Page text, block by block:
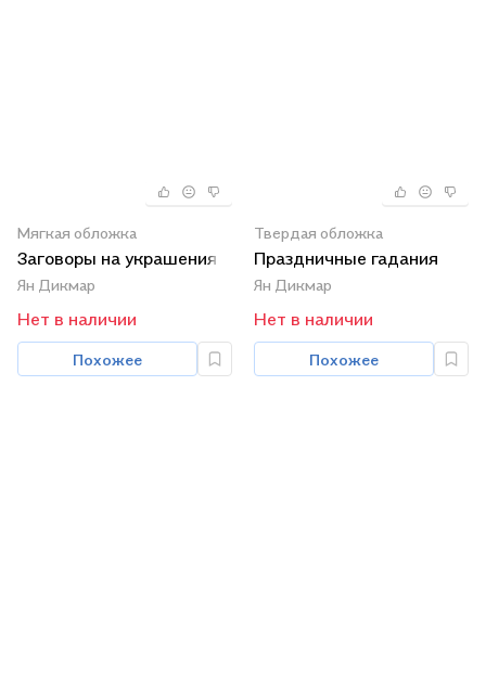
Мягкая обложка
Заговоры на украшения
Ян Дикмар
Нет в наличии
Похожее
Твердая обложка
Праздничные гадания
Ян Дикмар
Нет в наличии
Похожее